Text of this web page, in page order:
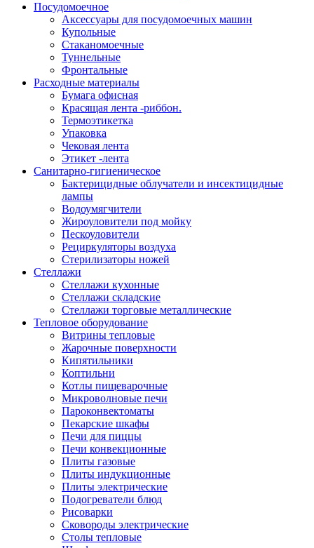
Посудомоечное
Аксессуары для посудомоечных машин
Купольные
Стаканомоечные
Туннельные
Фронтальные
Расходные материалы
Бумага офисная
Красящая лента -риббон.
Термоэтикетка
Упаковка
Чековая лента
Этикет -лента
Санитарно-гигиеническое
Бактерицидные облучатели и инсектицидные
лампы
Водоумягчители
Жироуловители под мойку
Пескоуловители
Рециркуляторы воздуха
Стерилизаторы ножей
Стеллажи
Стеллажи кухонные
Стеллажи складские
Стеллажи торговые металлические
Тепловое оборудование
Витрины тепловые
Жарочные поверхности
Кипятильники
Коптильни
Котлы пищеварочные
Микроволновые печи
Пароконвектоматы
Пекарские шкафы
Печи для пиццы
Печи конвекционные
Плиты газовые
Плиты индукционные
Плиты электрические
Подогреватели блюд
Рисоварки
Сковороды электрические
Столы тепловые